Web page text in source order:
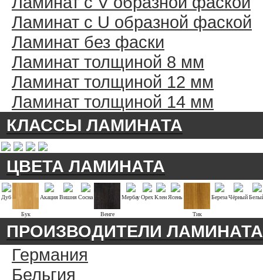
Ламинат с U образной фаской
Ламинат без фаски
Ламинат толщиной 8 мм
Ламинат толщиной 12 мм
Ламинат толщиной 14 мм
КЛАССЫ ЛАМИНАТА
ЦВЕТА ЛАМИНАТА
Дуб
Бук
АкацияВишняСосна
Венге
МербауОрехКлен Ясень
Тик
БерезаЧёрный
ПРОИЗВОДИТЕЛИ ЛАМИНАТА
Германия
Бельгия